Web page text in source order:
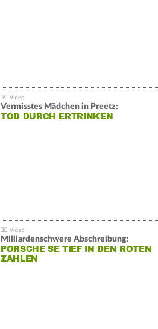
Vermisstes Mädchen in Preetz:
TOD DURCH ERTRINKEN
Milliardenschwere Abschreibung:
PORSCHE SE TIEF IN DEN ROTEN
ZAHLEN